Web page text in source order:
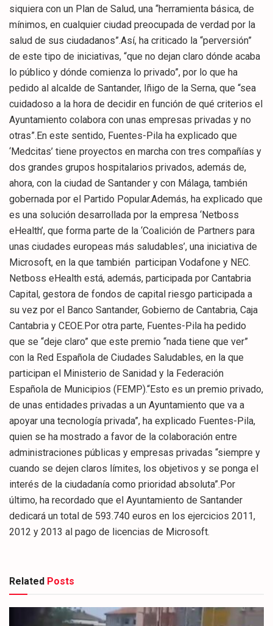
siquiera con un Plan de Salud, una “herramienta básica, de
mínimos, en cualquier ciudad preocupada de verdad por la
salud de sus ciudadanos”.Así, ha criticado la “perversión”
de este tipo de iniciativas, “que no dejan claro dónde acaba
lo público y dónde comienza lo privado”, por lo que ha
pedido al alcalde de Santander, Iñigo de la Serna, que “sea
cuidadoso a la hora de decidir en función de qué criterios el
Ayuntamiento colabora con unas empresas privadas y no
otras”.En este sentido, Fuentes-Pila ha explicado que
‘Medcitas’ tiene proyectos en marcha con tres compañías y
dos grandes grupos hospitalarios privados, además de,
ahora, con la ciudad de Santander y con Málaga, también
gobernada por el Partido Popular.Además, ha explicado que
es una solución desarrollada por la empresa ‘Netboss
eHealth’, que forma parte de la ‘Coalición de Partners para
unas ciudades europeas más saludables’, una iniciativa de
Microsoft, en la que también participan Vodafone y NEC.
Netboss eHealth está, además, participada por Cantabria
Capital, gestora de fondos de capital riesgo participada a
su vez por el Banco Santander, Gobierno de Cantabria, Caja
Cantabria y CEOE.Por otra parte, Fuentes-Pila ha pedido
que se “deje claro” que este premio “nada tiene que ver”
con la Red Española de Ciudades Saludables, en la que
participan el Ministerio de Sanidad y la Federación
Española de Municipios (FEMP).“Esto es un premio privado,
de unas entidades privadas a un Ayuntamiento que va a
apoyar una tecnología privada”, ha explicado Fuentes-Pila,
quien se ha mostrado a favor de la colaboración entre
administraciones públicas y empresas privadas “siempre y
cuando se dejen claros límites, los objetivos y se ponga el
interés de la ciudadanía como prioridad absoluta”.Por
último, ha recordado que el Ayuntamiento de Santander
dedicará un total de 593.740 euros en los ejercicios 2011,
2012 y 2013 al pago de licencias de Microsoft.
Related Posts